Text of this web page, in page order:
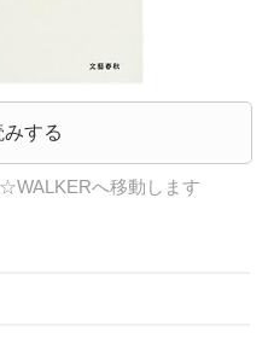
する
へ移動します